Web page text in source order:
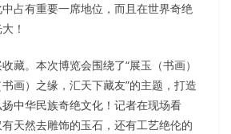
占有重要一席地位，而且在世界奇绝
！
藏。本次博览会围绕了“展玉（书画）
画）之缘，汇天下藏友”的主题，打造
中华民族奇绝文化！记者在现场看
天然去雕饰的玉石，还有工艺绝伦的